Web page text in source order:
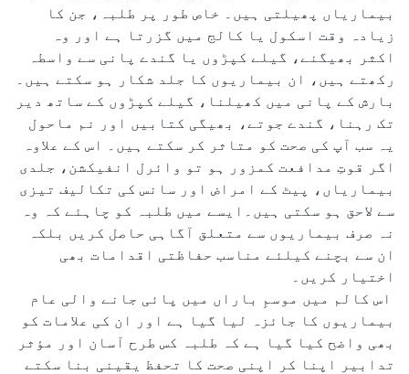
بیماریاں پھیلتی ہیں۔ خاص طور پر طلبہ، جن کا
زیادہ وقت اسکول یا کالج میں گزرتا ہے اور وہ
اکثر بھیگنے، گیلے کپڑوں یا گندے پانی سے واسطہ
رکھتے ہیں، ان بیماریوں کا جلد شکار ہو سکتے ہیں۔
بارش کے پانی میں کھیلنا، گیلے کپڑوں کے ساتھ دیر
تک رہنا، گندے جوتے، بھیگی کتابیں اور نم ماحول
یہ سب آپ کی صحت کو متاثر کر سکتے ہیں۔ اس کے علاوہ
اگر قوتِ مدافعت کمزور ہو تو وائرل انفیکشن، جلدی
بیماریاں، پیٹ کے امراض اور سانس کی تکالیف تیزی
سے لاحق ہو سکتی ہیں۔ایسے میں طلبہ کو چاہئے کہ وہ
نہ صرف بیماریوں سے متعلق آگاہی حاصل کریں بلکہ
ان سے بچنے کیلئے مناسب حفاظتی اقدامات بھی
اختیار کریں۔
اس کالم میں موسمِ باراں میں پائی جانے والی عام
بیماریوں کا جائزہ لیا گیا ہے اور ان کی علامات کو
بھی واضح کیا گیا ہے کہ طلبہ کس طرح آسان اور مؤثر
تدابیر اپنا کر اپنی صحت کا تحفظ یقینی بنا سکتے